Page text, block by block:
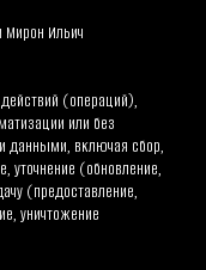
Ильич
(операций),
или без
данными, включая сбор,
уточнение (обновление,
(предоставление,
уничтожение